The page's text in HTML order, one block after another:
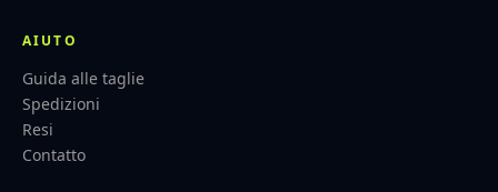
AIUTO
Guida alle taglie
Spedizioni
Resi
Contatto